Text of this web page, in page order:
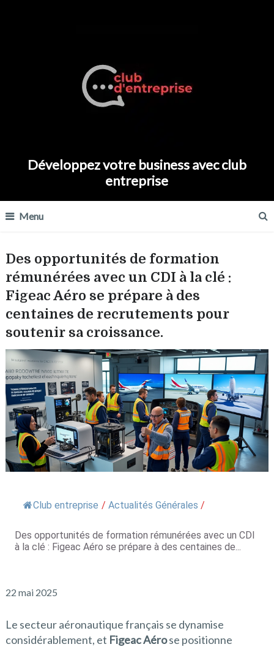
Développez votre business avec club
entreprise
Menu
Des opportunités de formation
rémunérées avec un CDI à la clé :
Figeac Aéro se prépare à des
centaines de recrutements pour
soutenir sa croissance.
Club entreprise / Actualités Générales /
Des opportunités de formation rémunérées avec un CDI
à la clé : Figeac Aéro se prépare à des centaines de...
22 mai 2025
Le secteur aéronautique français se dynamise
considérablement, et Figeac Aérose positionne